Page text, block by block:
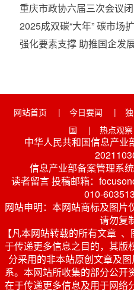
重庆市政协六届三次会议
2025成双碳“大年” 碳市场
强化要素支撑 助推国企发
网站首页 | 今日要闻 |
国
| 热点观察
中华人民共和国信息产业
信息产业部备案管理系
读者留言 投稿邮箱：
010-
网站申明：本网站商标及图片
请勿复
【凡本网站转载的所有文章
于传递更多信息之目的，其版
分采用的非本站原创文章及
系。本网站所收集的部分公开
在于传递更多信息及用于网络